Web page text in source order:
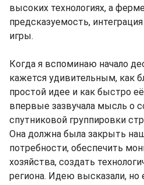
высоких технологиях, а
предсказуемость,
игры.
Когда я вспоминаю начало
кажется удивительным, как
простой идее и как быстро
впервые зазвучала мысль о
спутниковой группировки
Она должна была закрыть
потребности, обеспечить
хозяйства, создать
региона. Идею высказали, но